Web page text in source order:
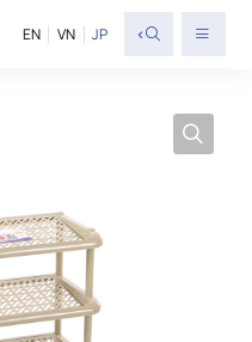
EN VN JP <